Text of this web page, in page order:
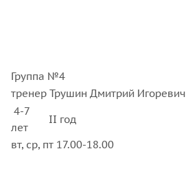
Группа №4
тренер Трушин Дмитрий Игоревич
4-7
лет
II год
вт, ср, пт 17.00-18.00